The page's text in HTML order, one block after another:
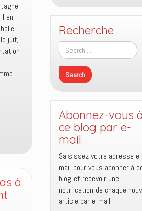
en
juif,
à
Recherche
Abonnez-vous à
ce blog par e-
mail.
Saisissez votre adresse e-
mail pour vous abonner à
blog et recevoir une
notification de chaque
article par e-mail.